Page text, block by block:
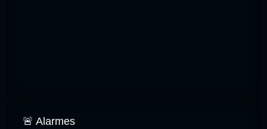
🚨 Alarmes